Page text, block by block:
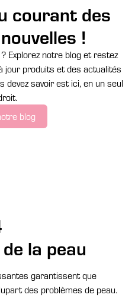
courant des
!
Explorez notre blog et restez
jour produits et des actualités
devez savoir est ici, en un seul
blog
la peau
garantissent que
des problèmes de peau.